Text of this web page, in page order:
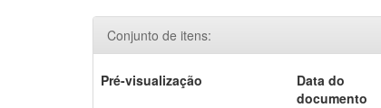
Conjunto de itens:
Pré-visualização
Data do
documento